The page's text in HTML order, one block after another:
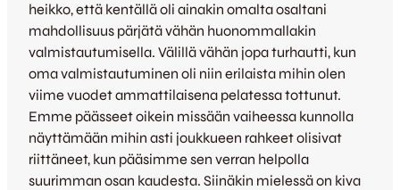
heikko, että kentällä oli ainakin omalta osaltani
mahdollisuus pärjätä vähän huonommallakin
valmistautumisella. Välillä vähän jopa turhautti, kun
oma valmistautuminen oli niin erilaista mihin olen
viime vuodet ammattilaisena pelatessa tottunut.
Emme päässeet oikein missään vaiheessa kunnolla
näyttämään mihin asti joukkueen rahkeet olisivat
riittäneet, kun pääsimme sen verran helpolla
suurimman osan kaudesta. Siinäkin mielessä on kiva